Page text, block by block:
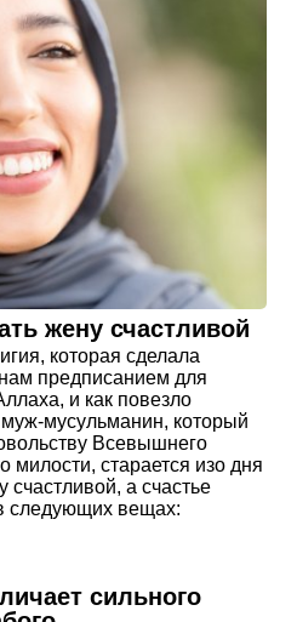
жену счастливой
которая сделала
предписанием для
и как повезло
мусульманин, который
Всевышнего
милости, старается изо дня
счастливой, а счастье
следующих вещах:
сильного